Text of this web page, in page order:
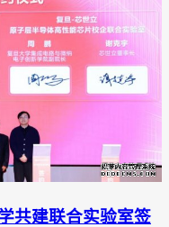
共建联合实验室签